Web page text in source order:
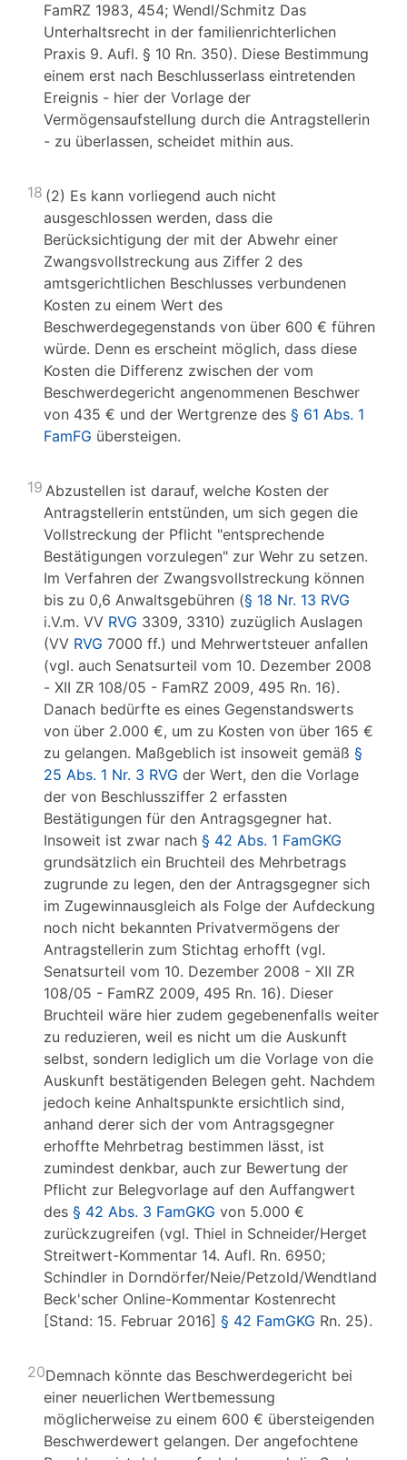
FamRZ 1983, 454; Wendl/Schmitz Das
Unterhaltsrecht in der familienrichterlichen
Praxis 9. Aufl. § 10 Rn. 350). Diese Bestimmung
einem erst nach Beschlusserlass eintretenden
Ereignis - hier der Vorlage der
Vermögensaufstellung durch die Antragstellerin
- zu überlassen, scheidet mithin aus.
18 (2) Es kann vorliegend auch nicht
ausgeschlossen werden, dass die
Berücksichtigung der mit der Abwehr einer
Zwangsvollstreckung aus Ziffer 2 des
amtsgerichtlichen Beschlusses verbundenen
Kosten zu einem Wert des
Beschwerdegegenstands von über 600 € führen
würde. Denn es erscheint möglich, dass diese
Kosten die Differenz zwischen der vom
Beschwerdegericht angenommenen Beschwer
von 435 € und der Wertgrenze des § 61 Abs. 1
FamFG übersteigen.
19 Abzustellen ist darauf, welche Kosten der
Antragstellerin entstünden, um sich gegen die
Vollstreckung der Pflicht "entsprechende
Bestätigungen vorzulegen" zur Wehr zu setzen.
Im Verfahren der Zwangsvollstreckung können
bis zu 0,6 Anwaltsgebühren (§ 18 Nr. 13 RVG
i.V.m. VV RVG 3309, 3310) zuzüglich Auslagen
(VV RVG 7000 ff.) und Mehrwertsteuer anfallen
(vgl. auch Senatsurteil vom 10. Dezember 2008
- XII ZR 108/05 - FamRZ 2009, 495 Rn. 16).
Danach bedürfte es eines Gegenstandswerts
von über 2.000 €, um zu Kosten von über 165 €
zu gelangen. Maßgeblich ist insoweit gemäß §
25 Abs. 1 Nr. 3 RVG der Wert, den die Vorlage
der von Beschlussziffer 2 erfassten
Bestätigungen für den Antragsgegner hat.
Insoweit ist zwar nach § 42 Abs. 1 FamGKG
grundsätzlich ein Bruchteil des Mehrbetrags
zugrunde zu legen, den der Antragsgegner sich
im Zugewinnausgleich als Folge der Aufdeckung
noch nicht bekannten Privatvermögens der
Antragstellerin zum Stichtag erhofft (vgl.
Senatsurteil vom 10. Dezember 2008 - XII ZR
108/05 - FamRZ 2009, 495 Rn. 16). Dieser
Bruchteil wäre hier zudem gegebenenfalls weiter
zu reduzieren, weil es nicht um die Auskunft
selbst, sondern lediglich um die Vorlage von die
Auskunft bestätigenden Belegen geht. Nachdem
jedoch keine Anhaltspunkte ersichtlich sind,
anhand derer sich der vom Antragsgegner
erhoffte Mehrbetrag bestimmen lässt, ist
zumindest denkbar, auch zur Bewertung der
Pflicht zur Belegvorlage auf den Auffangwert
des § 42 Abs. 3 FamGKG von 5.000 €
zurückzugreifen (vgl. Thiel in Schneider/Herget
Streitwert-Kommentar 14. Aufl. Rn. 6950;
Schindler in Dorndörfer/Neie/Petzold/Wendtland
Beck'scher Online-Kommentar Kostenrecht
[Stand: 15. Februar 2016] § 42 FamGKG Rn. 25).
20Demnach könnte das Beschwerdegericht bei
einer neuerlichen Wertbemessung
möglicherweise zu einem 600 € übersteigenden
Beschwerdewert gelangen. Der angefochtene